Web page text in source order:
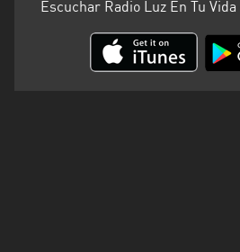
Escuchar Radio Luz En Tu Vida